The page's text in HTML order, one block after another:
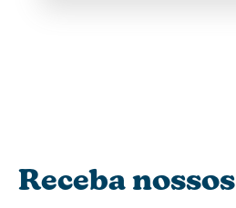
Receba nossos